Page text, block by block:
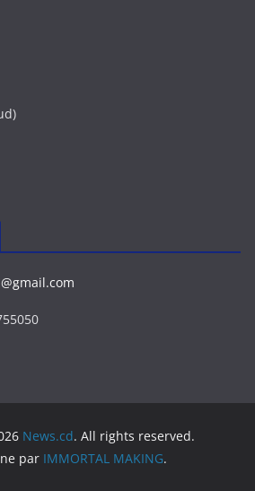
News.cd. All rights reserved.
par IMMORTAL MAKING.